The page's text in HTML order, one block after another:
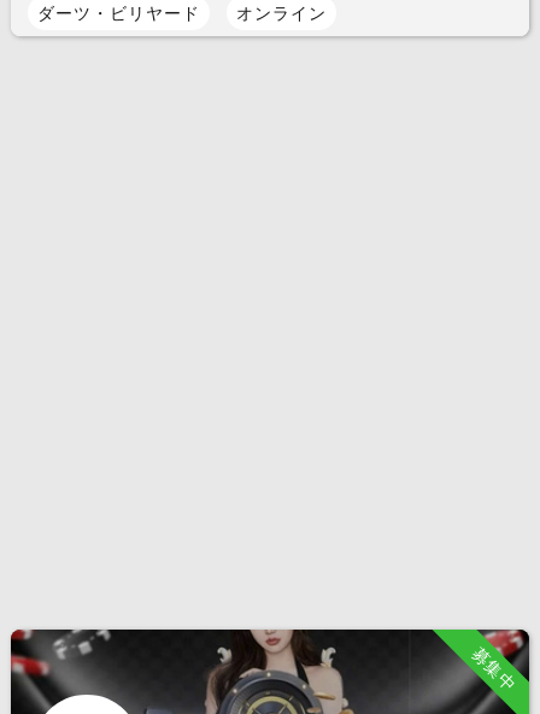
ダーツ・ビリヤード オンライン
募集中